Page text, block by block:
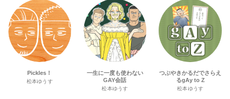
Pickles！
松本ゆうす
一生に一度も使わない
GAY会話
松本ゆうす
つぶやきかるだでさらえ
るgAy to Z
松本ゆうす